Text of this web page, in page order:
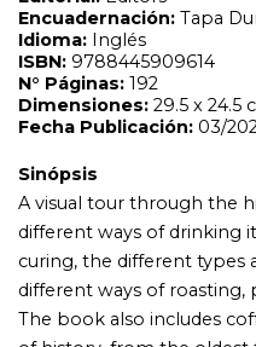
of history, from the oldest to
today's coffee machines. As a
includes in its final part an
recipes and combinations made